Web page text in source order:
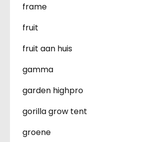
frame
fruit
fruit aan huis
gamma
garden highpro
gorilla grow tent
groene